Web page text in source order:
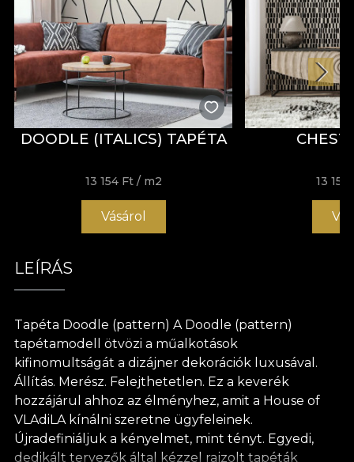
DOODLE (ITALICS) TAPÉTA
13 154 Ft / m2
Vásárol
CHEST
13 154
LEÍRÁS
Tapéta Doodle (pattern) A Doodle (pattern)
tapétamodell ötvözi a műalkotások
kifinomultságát a dizájner dekorációk luxusával.
Állítás. Merész. Felejthetetlen. Ez a keverék
hozzájárul ahhoz az élményhez, amit a House of
VLAdiLA kínálni szeretne ügyfeleinek.
Újradefiniáljuk a kényelmet, mint tényt. Egyedi,
dedikált tervezők által kézzel rajzolt tapéták